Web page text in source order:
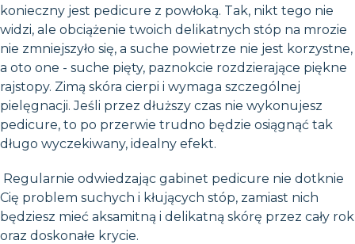
konieczny jest pedicure z powłoką. Tak, nikt tego nie
widzi, ale obciążenie twoich delikatnych stóp na mrozie
nie zmniejszyło się, a suche powietrze nie jest korzystne,
a oto one - suche pięty, paznokcie rozdzierające piękne
rajstopy. Zimą skóra cierpi i wymaga szczególnej
pielęgnacji. Jeśli przez dłuższy czas nie wykonujesz
pedicure, to po przerwie trudno będzie osiągnąć tak
długo wyczekiwany, idealny efekt.
Regularnie odwiedzając gabinet pedicure nie dotknie
Cię problem suchych i kłujących stóp, zamiast nich
będziesz mieć aksamitną i delikatną skórę przez cały rok
oraz doskonałe krycie.